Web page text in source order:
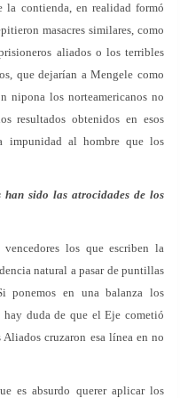
la contienda, en realidad formó
masacres similares, como
aliados o los terribles
que dejarían a Mengele como
nipona los norteamericanos no
resultados obtenidos en esos
impunidad al hombre que los
sido las atrocidades de los
los que escriben la
natural a pasar de puntillas
ponemos en una balanza los
duda de que el Eje cometió
Aliados cruzaron esa línea en no
es absurdo querer aplicar los